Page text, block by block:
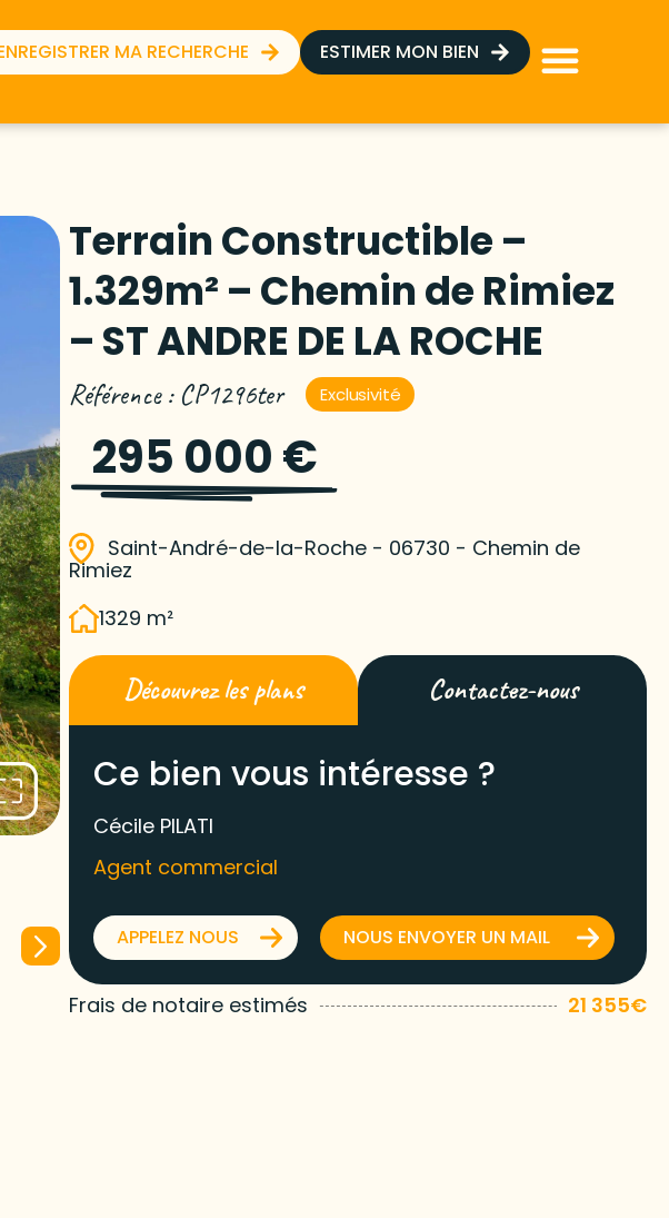
MA RECHERCHE ESTIMER MON BIEN
Terrain Constructible –
1.329m² – Chemin de Rimiez
– ST ANDRE DE LA ROCHE
Référence : CP1296ter Exclusivité
295 000 €
Saint-André-de-la-Roche - 06730 - Chemin de
Rimiez
1329 m²
Découvrez les plans Contactez-nous
Ce bien vous intéresse ?
Cécile PILATI
Agent commercial
APPELEZ NOUS NOUS ENVOYER UN MAIL
Frais de notaire estimés 21 355€